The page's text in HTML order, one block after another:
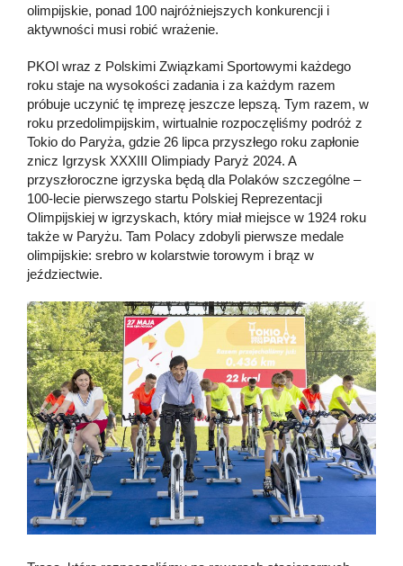
olimpijskie, ponad 100 najróżniejszych konkurencji i
aktywności musi robić wrażenie.
PKOl wraz z Polskimi Związkami Sportowymi każdego
roku staje na wysokości zadania i za każdym razem
próbuje uczynić tę imprezę jeszcze lepszą. Tym razem, w
roku przedolimpijskim, wirtualnie rozpoczęliśmy podróż z
Tokio do Paryża, gdzie 26 lipca przyszłego roku zapłonie
znicz Igrzysk XXXIII Olimpiady Paryż 2024. A
przyszłoroczne igrzyska będą dla Polaków szczególne –
100-lecie pierwszego startu Polskiej Reprezentacji
Olimpijskiej w igrzyskach, który miał miejsce w 1924 roku
także w Paryżu. Tam Polacy zdobyli pierwsze medale
olimpijskie: srebro w kolarstwie torowym i brąz w
jeździectwie.